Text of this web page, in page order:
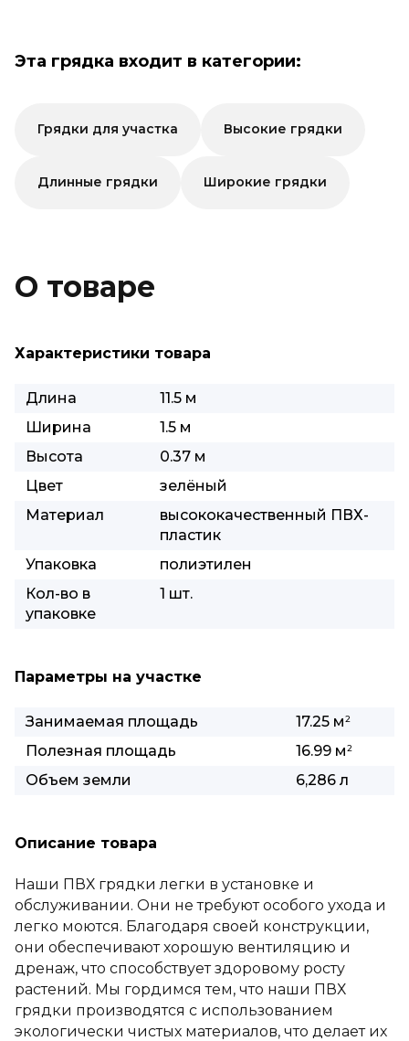
Эта грядка входит в категории:
Грядки для участка Высокие грядки
Длинные грядки Широкие грядки
О товаре
Характеристики товара
Длина
11.5 м
Ширина
1.5 м
Высота
0.37 м
Цвет
зелёный
Материал
высококачественный ПВХ-
пластик
Упаковка
полиэтилен
Кол-во в
упаковке
1 шт.
Параметры на участке
Занимаемая площадь 17.25 м2
Полезная площадь 16.99 м2
Объем земли 6,286 л
Описание товара
Наши ПВХ грядки легки в установке и
обслуживании. Они не требуют особого ухода и
легко моются. Благодаря своей конструкции,
они обеспечивают хорошую вентиляцию и
дренаж, что способствует здоровому росту
растений. Мы гордимся тем, что наши ПВХ
грядки производятся с использованием
экологически чистых материалов, что делает их